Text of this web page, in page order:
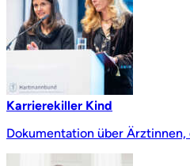
Karrierekiller Kind
Dokumentation über